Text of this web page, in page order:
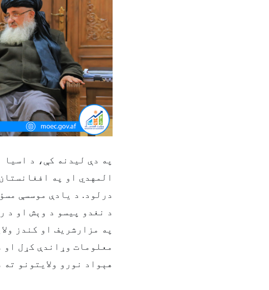
درلود. د یادې موسسې
د نغدو پیسو د وېش او د
په مزارشریف او کندز
معلومات وړاندې کړل
هېواد نورو ولایتونو